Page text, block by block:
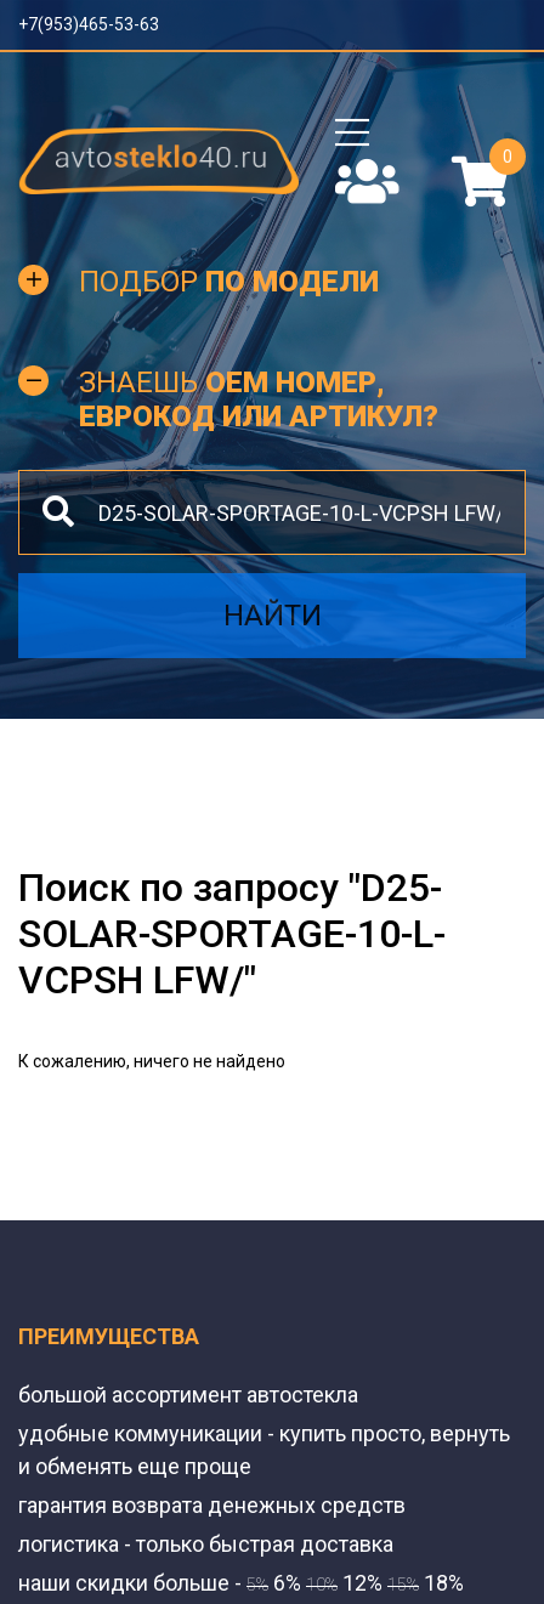
+7(953)465-53-63
0
ПОДБОРПО МОДЕЛИ
ЗНАЕШЬOEM НОМЕР,
ЕВРОКОД ИЛИ АРТИКУЛ?
НАЙТИ
Поиск по запросу "D25-
SOLAR-SPORTAGE-10-L-
VCPSH LFW/"
К сожалению, ничего не найдено
ПРЕИМУЩЕСТВА
большой ассортимент автостекла
удобные коммуникации - купить просто, вернуть
и обменять еще проще
гарантия возврата денежных средств
логистика - только быстрая доставка
наши скидки больше - 5% 6% 10% 12% 15% 18%